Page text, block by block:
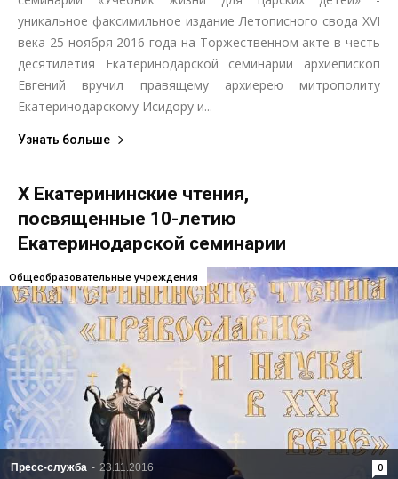
уникальное факсимильное издание Летописного свода XVI
века 25 ноября 2016 года на Торжественном акте в честь
десятилетия Екатеринодарской семинарии архиепископ
Евгений вручил правящему архиерею митрополиту
Екатеринодарскому Исидору и...
Узнать больше
Х Екатерининские чтения,
посвященные 10-летию
Екатеринодарской семинарии
Пресс-служба - 23.11.2016 0
Общеобразовательные учреждения